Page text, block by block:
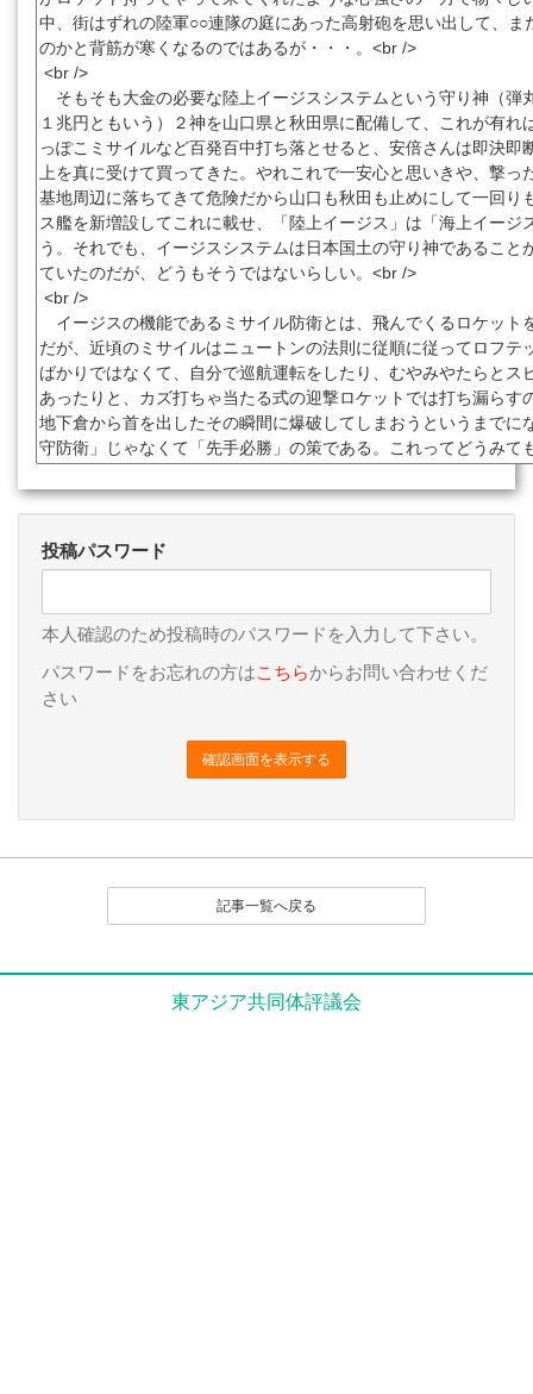
投稿パスワード
本人確認のため投稿時のパスワードを入力して下さい。
パスワードをお忘れの方はこちらからお問い合わせくだ
さい
確認画面を表示する
記事一覧へ戻る
東アジア共同体評議会